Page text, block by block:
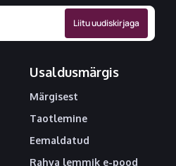
Usaldusmärgis
Märgisest
Taotlemine
Eemaldatud
Rahva lemmik e-pood